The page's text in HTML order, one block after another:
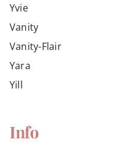
Yvie
Vanity
Vanity-Flair
Yara
Yill
Info